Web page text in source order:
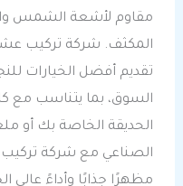
مقاوم لأشعة الشمس
المكثف. شركة تركيب
تقديم أفضل الخيارات
السوق، بما يتناسب مع
الحديقة الخاصة بك أو
الصناعي مع شركة
مظهرًا جذابًا وأداءً عالي